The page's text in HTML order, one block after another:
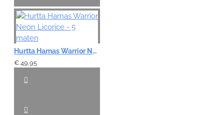
Hurtta Harnas Warrior Neon Licorice - 5 maten
€ 49,95